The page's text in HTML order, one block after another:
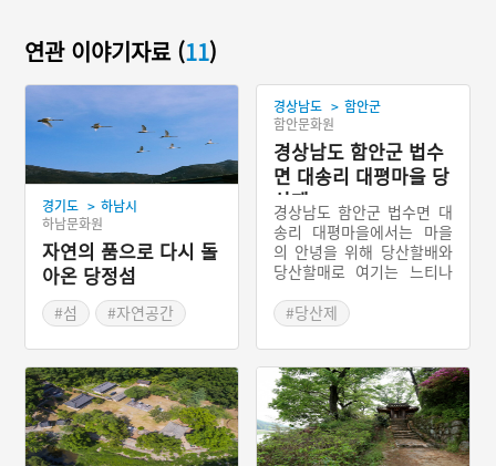
연관 이야기자료 (11)
경기도 > 하남시
하남문화원
자연의 품으로 다시 돌
아온 당정섬
#섬
#자연공간
경상남도 > 함안군
함안문화원
경상남도 함안군 법수
면 대송리 대평마을 당
산제
경상남도 함안군 법수면 대
송리 대평마을에서는 마을
의 안녕을 위해 당산할배와
당산할매로 여기는 느티나
마을제사를 지낸다. 마을 어
귀 서쪽에 당산할매나무가
있고 여기서 1킬로미터 정
도 떨어진 곳에 당산할배나
무가 있다. 과거에는 제의
끝에 달집태우기도 하였으
나 현재는 하지 않고 있다.
#당산제